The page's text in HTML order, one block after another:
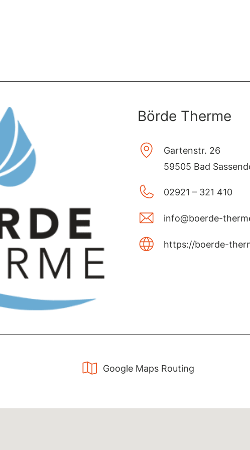
Börde Therme
Gartenstr. 26
59505 Bad
02921 – 321 410
info@boerde-
https://boerde-
Google Maps Routing